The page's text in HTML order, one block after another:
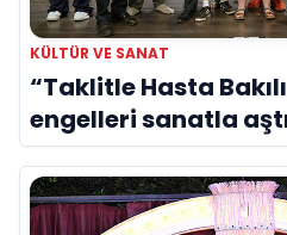
KÜLTÜR VE SANAT
“Taklitle Hasta
engelleri sanatla